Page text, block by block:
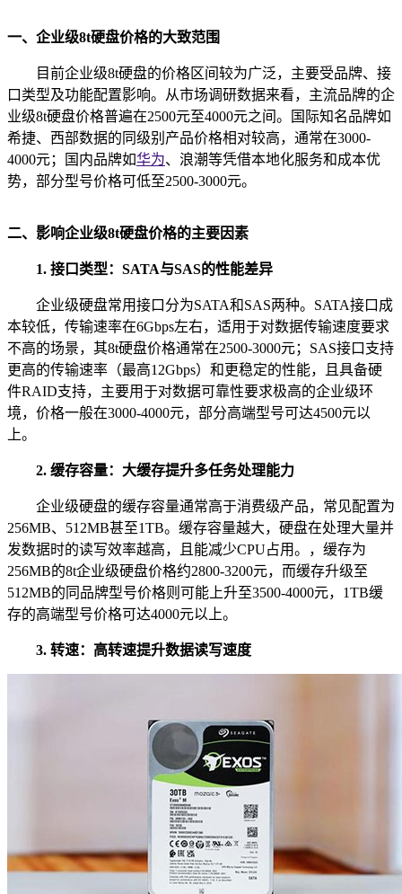
一、企业级8t硬盘价格的大致范围
目前企业级8t硬盘的价格区间较为广泛，主要受品牌、接
口类型及功能配置影响。从市场调研数据来看，主流品牌的企
业级8t硬盘价格普遍在2500元至4000元之间。国际知名品牌如
希捷、西部数据的同级别产品价格相对较高，通常在3000-
4000元；国内品牌如华为、浪潮等凭借本地化服务和成本优
势，部分型号价格可低至2500-3000元。
二、影响企业级8t硬盘价格的主要因素
1. 接口类型：SATA与SAS的性能差异
企业级硬盘常用接口分为SATA和SAS两种。SATA接口成
本较低，传输速率在6Gbps左右，适用于对数据传输速度要求
不高的场景，其8t硬盘价格通常在2500-3000元；SAS接口支持
更高的传输速率（最高12Gbps）和更稳定的性能，且具备硬
件RAID支持，主要用于对数据可靠性要求极高的企业级环
境，价格一般在3000-4000元，部分高端型号可达4500元以
上。
2. 缓存容量：大缓存提升多任务处理能力
企业级硬盘的缓存容量通常高于消费级产品，常见配置为
256MB、512MB甚至1TB。缓存容量越大，硬盘在处理大量并
发数据时的读写效率越高，且能减少CPU占用。，缓存为
256MB的8t企业级硬盘价格约2800-3200元，而缓存升级至
512MB的同品牌型号价格则可能上升至3500-4000元，1TB缓
存的高端型号价格可达4000元以上。
3. 转速：高转速提升数据读写速度